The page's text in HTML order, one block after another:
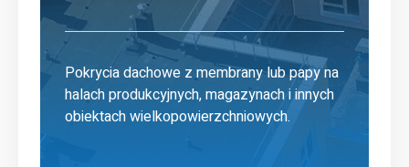
Pokrycia dachowe z membrany lub papy na
halach produkcyjnych, magazynach i innych
obiektach wielkopowierzchniowych.